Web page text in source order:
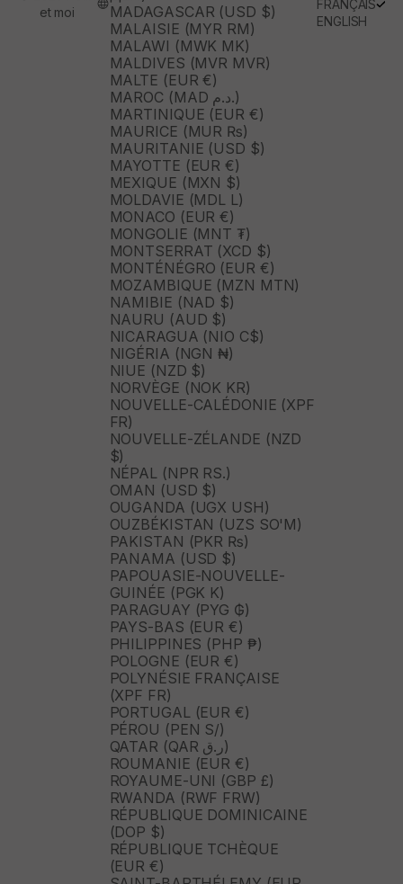
MADAGASCAR (USD $)
MALAISIE (MYR RM)
MALAWI (MWK MK)
MALDIVES (MVR MVR)
MALTE (EUR €)
MAROC (MAD د.م.)
MARTINIQUE (EUR €)
MAURICE (MUR ₨)
MAURITANIE (USD $)
MAYOTTE (EUR €)
MEXIQUE (MXN $)
MOLDAVIE (MDL L)
MONACO (EUR €)
MONGOLIE (MNT ₮)
MONTSERRAT (XCD $)
MONTÉNÉGRO (EUR €)
MOZAMBIQUE (MZN MTN)
NAMIBIE (NAD $)
NAURU (AUD $)
NICARAGUA (NIO C$)
NIGÉRIA (NGN ₦)
NIUE (NZD $)
NORVÈGE (NOK KR)
NOUVELLE-CALÉDONIE (XPF
FR)
NOUVELLE-ZÉLANDE (NZD
$)
NÉPAL (NPR RS.)
OMAN (USD $)
OUGANDA (UGX USH)
OUZBÉKISTAN (UZS SO'M)
PAKISTAN (PKR ₨)
PANAMA (USD $)
PAPOUASIE-NOUVELLE-
GUINÉE (PGK K)
PARAGUAY (PYG ₲)
PAYS-BAS (EUR €)
PHILIPPINES (PHP ₱)
POLOGNE (EUR €)
POLYNÉSIE FRANÇAISE
(XPF FR)
PORTUGAL (EUR €)
PÉROU (PEN S/)
QATAR (QAR ر.ق)
ROUMANIE (EUR €)
ROYAUME-UNI (GBP £)
RWANDA (RWF FRW)
RÉPUBLIQUE DOMINICAINE
(DOP $)
RÉPUBLIQUE TCHÈQUE
(EUR €)
FRANÇAIS
ENGLISH
et moi